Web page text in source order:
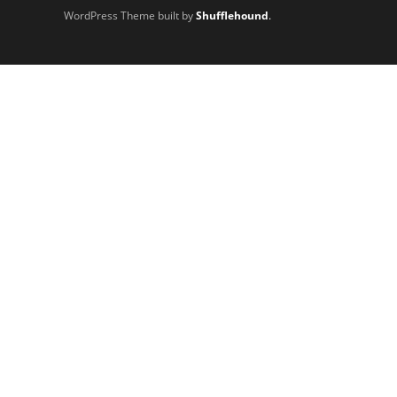
WordPress Theme built byShufflehound.